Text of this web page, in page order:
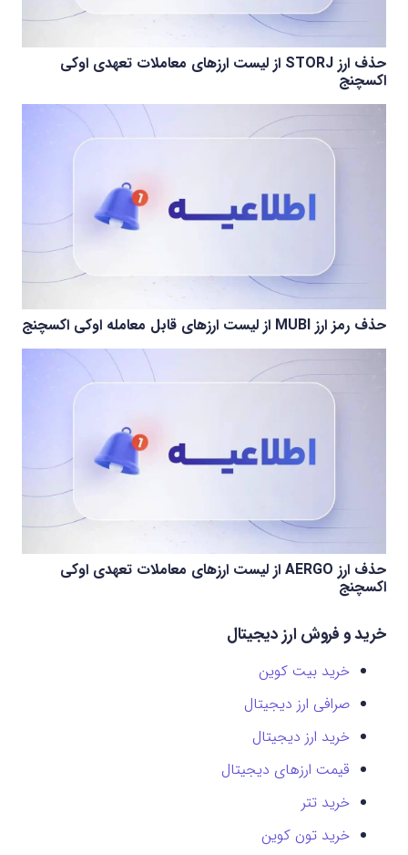
حذف ارز STORJ از لیست ارزهای معاملات تعهدی اوکی
اکسچنج
حذف رمز ارز MUBI از لیست ارزهای قابل معامله اوکی اکسچنج
حذف ارز AERGO از لیست ارزهای معاملات تعهدی اوکی
اکسچنج
خرید و فروش ارز دیجیتال
خرید بیت کوین
صرافی ارز دیجیتال
خرید ارز دیجیتال
قیمت ارزهای دیجیتال
خرید تتر
خرید تون کوین